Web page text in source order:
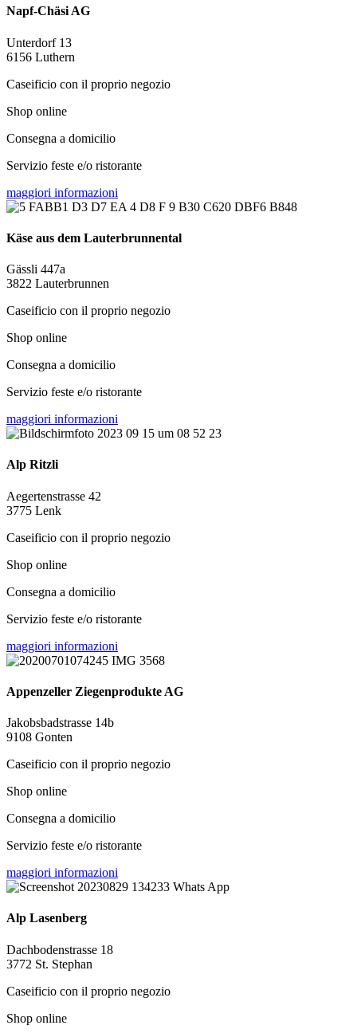
Napf-Chäsi AG
Unterdorf 13
6156 Luthern
Caseificio con il proprio negozio
Shop online
Consegna a domicilio
Servizio feste e/o ristorante
maggiori informazioni
Käse aus dem Lauterbrunnental
Gässli 447a
3822 Lauterbrunnen
Caseificio con il proprio negozio
Shop online
Consegna a domicilio
Servizio feste e/o ristorante
maggiori informazioni
Alp Ritzli
Aegertenstrasse 42
3775 Lenk
Caseificio con il proprio negozio
Shop online
Consegna a domicilio
Servizio feste e/o ristorante
maggiori informazioni
Appenzeller Ziegenprodukte AG
Jakobsbadstrasse 14b
9108 Gonten
Caseificio con il proprio negozio
Shop online
Consegna a domicilio
Servizio feste e/o ristorante
maggiori informazioni
Alp Lasenberg
Dachbodenstrasse 18
3772 St. Stephan
Caseificio con il proprio negozio
Shop online